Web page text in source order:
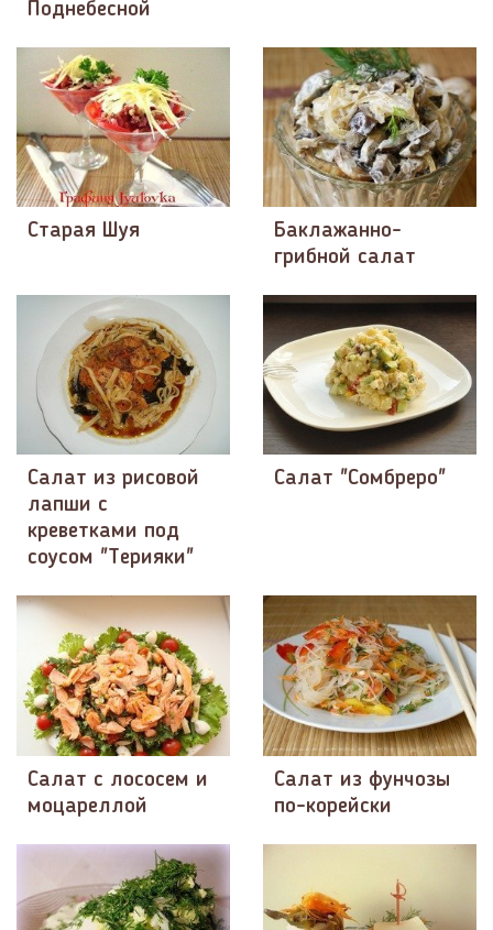
Поднебесной
Старая Шуя
Баклажанно-
грибной салат
Салат из рисовой
лапши с
креветками под
соусом "Терияки"
Салат "Сомбреро"
Салат с лососем и
моцареллой
Салат из фунчозы
по-корейски